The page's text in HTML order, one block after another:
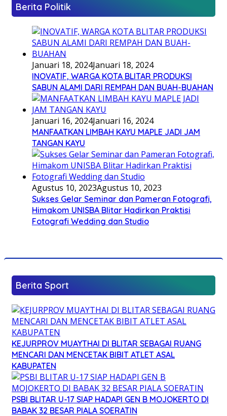
Berita Politik
Januari 18, 2024Januari 18, 2024
INOVATIF, WARGA KOTA BLITAR PRODUKSI
SABUN ALAMI DARI REMPAH DAN BUAH-BUAHAN
Januari 16, 2024Januari 16, 2024
MANFAATKAN LIMBAH KAYU MAPLE JADI JAM
TANGAN KAYU
Agustus 10, 2023Agustus 10, 2023
Sukses Gelar Seminar dan Pameran Fotografi,
Himakom UNISBA Blitar Hadirkan Praktisi
Fotografi Wedding dan Studio
Berita Sport
KEJURPROV MUAYTHAI DI BLITAR SEBAGAI RUANG
MENCARI DAN MENCETAK BIBIT ATLET ASAL
KABUPATEN
PSBI BLITAR U-17 SIAP HADAPI GEN B MOJOKERTO DI
BABAK 32 BESAR PIALA SOERATIN